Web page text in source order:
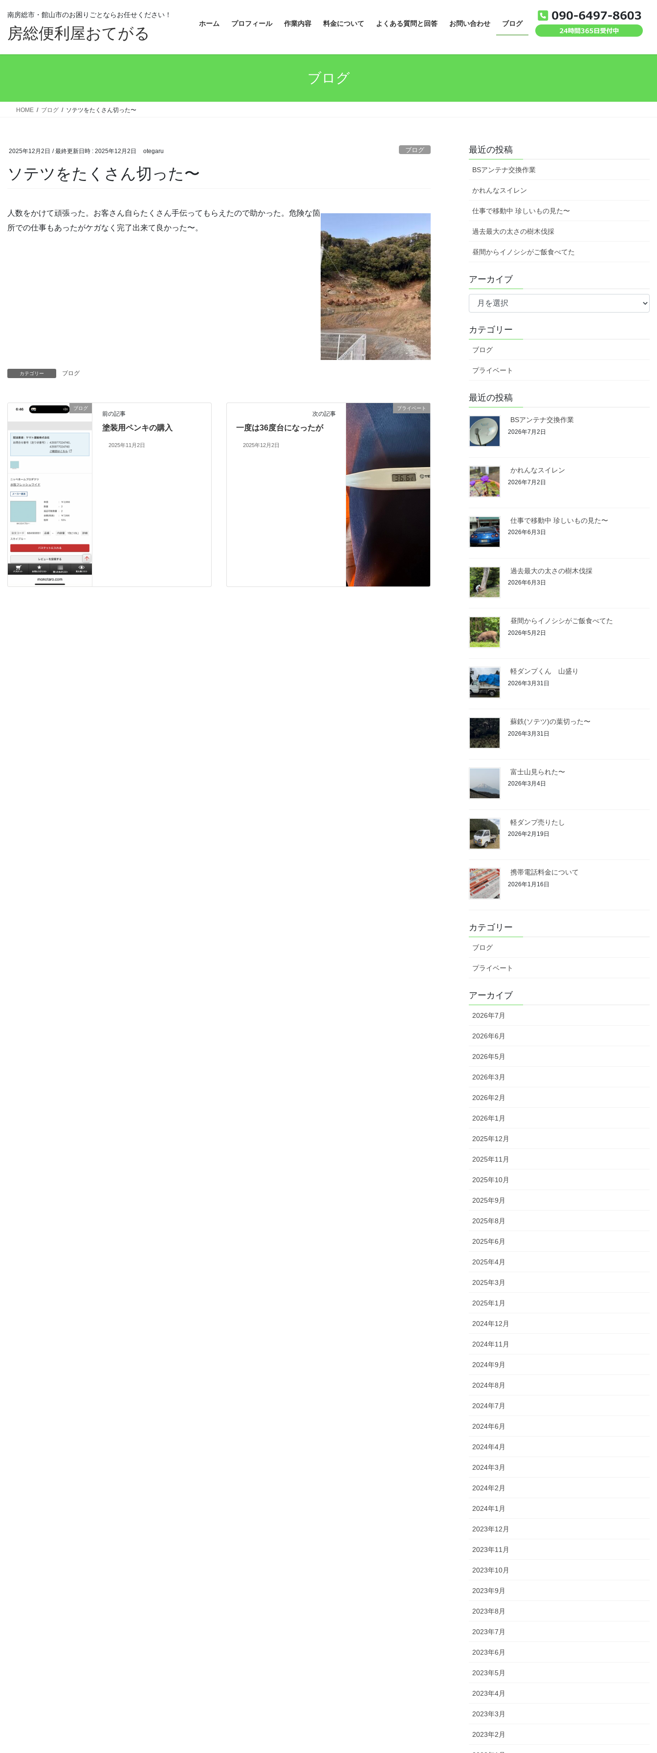
南房総市・館山市のお困りごとならお任せください！
房総便利屋おてがる
ホーム プロフィール 作業内容 料金について よくある質問と回答 お問い合わせ ブログ
ブログ
HOME ブログ ソテツをたくさん切った〜
2025年12月2日 / 最終更新日時 : 2025年12月2日 otegaru ブログ
ソテツをたくさん切った〜
人数をかけて頑張った。お客さん自らたくさん手伝ってもらえたので助かった。危険な箇
所での仕事もあったがケガなく完了出来て良かった〜。
カテゴリー ブログ
ブログ
前の記事
塗装用ペンキの購入
2025年11月2日
プライベート
次の記事
一度は36度台になったが
2025年12月2日
最近の投稿
BSアンテナ交換作業
かれんなスイレン
仕事で移動中 珍しいもの見た〜
過去最大の太さの樹木伐採
昼間からイノシシがご飯食べてた
アーカイブ
ア
イ
ブ
カテゴリー
ブログ
プライベート
最近の投稿
BSアンテナ交換作業
2026年7月2日
かれんなスイレン
2026年7月2日
仕事で移動中 珍しいもの見た〜
2026年6月3日
過去最大の太さの樹木伐採
2026年6月3日
昼間からイノシシがご飯食べてた
2026年5月2日
軽ダンプくん 山盛り
2026年3月31日
蘇鉄(ソテツ)の葉切った〜
2026年3月31日
富士山見られた〜
2026年3月4日
軽ダンプ売りたし
2026年2月19日
携帯電話料金について
2026年1月16日
カテゴリー
ブログ
プライベート
アーカイブ
2026年7月
2026年6月
2026年5月
2026年3月
2026年2月
2026年1月
2025年12月
2025年11月
2025年10月
2025年9月
2025年8月
2025年6月
2025年4月
2025年3月
2025年1月
2024年12月
2024年11月
2024年9月
2024年8月
2024年7月
2024年6月
2024年4月
2024年3月
2024年2月
2024年1月
2023年12月
2023年11月
2023年10月
2023年9月
2023年8月
2023年7月
2023年6月
2023年5月
2023年4月
2023年3月
2023年2月